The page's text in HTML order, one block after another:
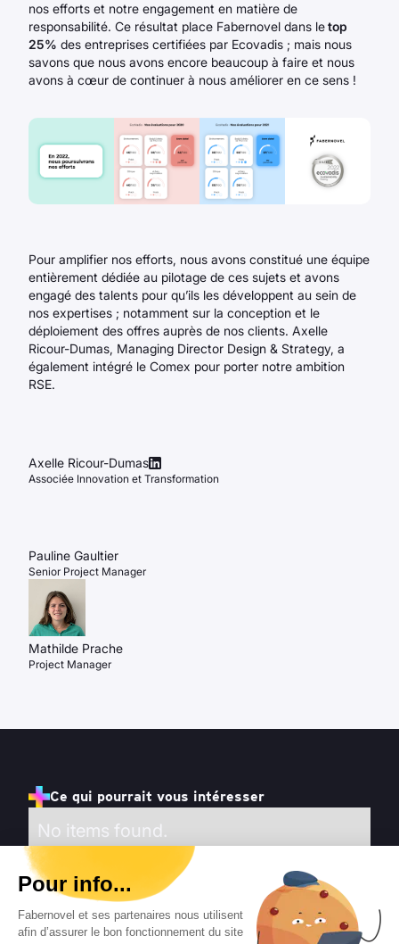
nos efforts et notre engagement en matière de
responsabilité. Ce résultat place Fabernovel dans letop
25% des entreprises certifiées par Ecovadis ; mais nous
savons que nous avons encore beaucoup à faire et nous
avons à cœur de continuer à nous améliorer en ce sens !
Pour amplifier nos efforts, nous avons constitué une équipe
entièrement dédiée au pilotage de ces sujets et avons
engagé des talents pour qu’ils les développent au sein de
nos expertises ; notamment sur la conception et le
déploiement des offres auprès de nos clients. Axelle
Ricour-Dumas, Managing Director Design & Strategy, a
également intégré le Comex pour porter notre ambition
RSE.
Axelle Ricour-Dumas
Associée Innovation et Transformation
Pauline Gaultier
Senior Project Manager
Mathilde Prache
Project Manager
Ce qui pourrait vous intéresser
No items found.
Pour info...
Fabernovel et ses partenaires nous utilisent
afin d’assurer le bon fonctionnement du site